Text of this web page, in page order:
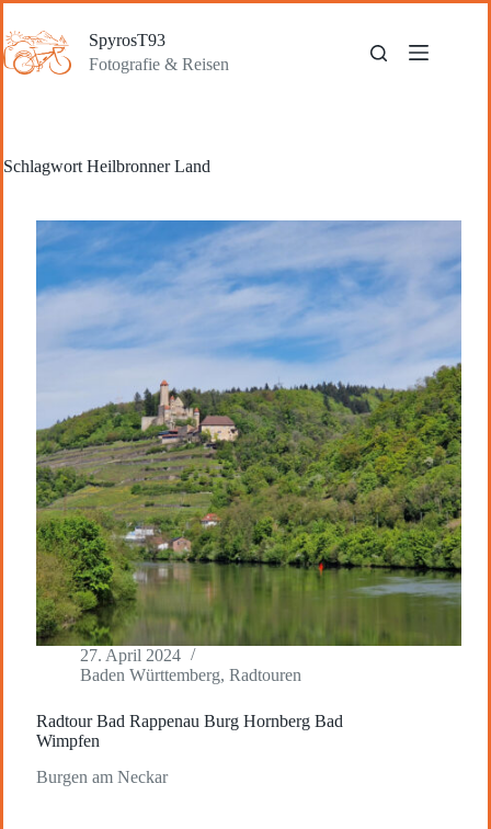
Inhalt
springen
SpyrosT93
Fotografie & Reisen
Schlagwort Heilbronner Land
27. April 2024
Baden Württemberg, Radtouren
Radtour Bad Rappenau Burg Hornberg Bad
Wimpfen
Burgen am Neckar